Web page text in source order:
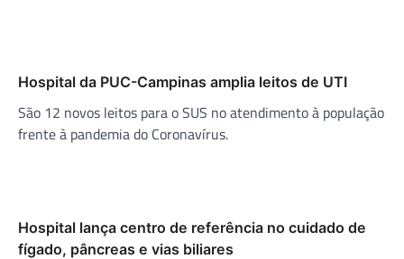
Hospital da PUC-Campinas amplia leitos de UTI
São 12 novos leitos para o SUS no atendimento à população
frente à pandemia do Coronavírus.
Hospital lança centro de referência no cuidado de
fígado, pâncreas e vias biliares